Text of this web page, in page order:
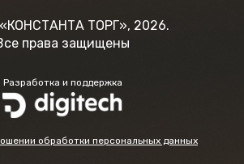
ТОРГ», 2026.
права защищены
Разработка и поддержка
обработки персональных данных